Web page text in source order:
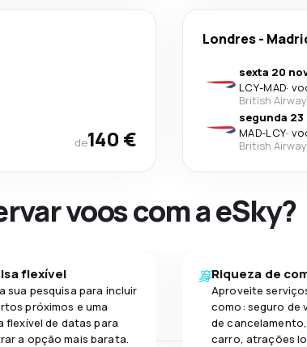
de140 €
Londres-
sexta 20
LCY-MAD·
British
segunda 23
MAD-LCY·
British
voos com a eSky?
flexível
sua pesquisa para incluir
próximos e uma
flexível de datas para
a opção mais barata.
Riqueza de
Aproveite
como: seguro de
de
carro, atrações